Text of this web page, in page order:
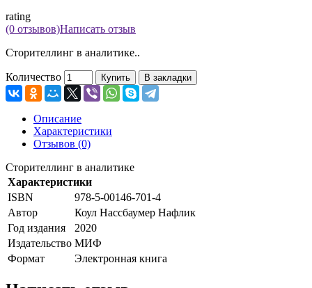
rating
(0 отзывов)Написать отзыв
Сторителлинг в аналитике..
Количество Купить В закладки
Описание
Характеристики
Отзывов (0)
Сторителлинг в аналитике
Характеристики
ISBN
978-5-00146-701-4
Автор
Коул Нассбаумер Нафлик
Год издания
2020
Издательство МИФ
Формат
Электронная книга